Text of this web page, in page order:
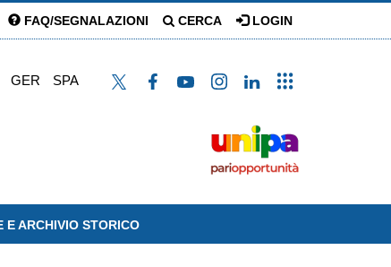
FAQ/SEGNALAZIONI CERCA LOGIN
GER SPA
E ARCHIVIO STORICO